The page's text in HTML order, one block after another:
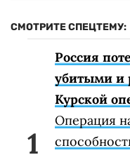
СМОТРИТЕ СПЕЦТЕМУ:
Россия
убитыми и
Курской
Операция